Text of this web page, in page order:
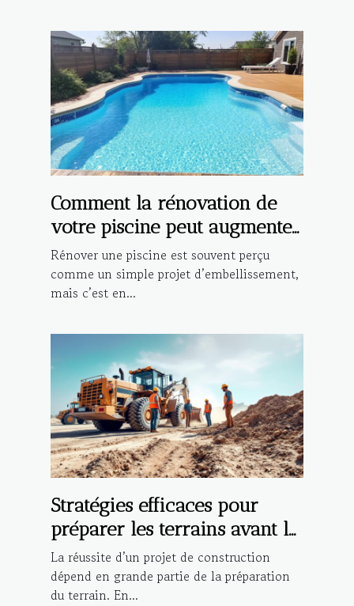
Comment la rénovation de
votre piscine peut augmenter
la valeur de votre propriété?
Rénover une piscine est souvent perçu
comme un simple projet d’embellissement,
mais c’est en...
Stratégies efficaces pour
préparer les terrains avant la
construction ?
La réussite d’un projet de construction
dépend en grande partie de la préparation
du terrain. En...